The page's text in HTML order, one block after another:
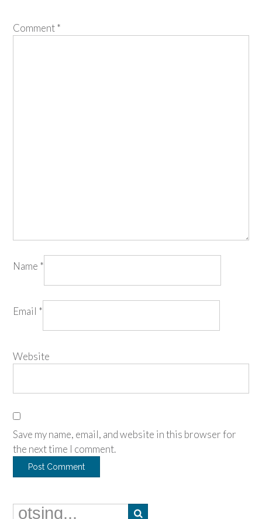
Comment*
Name *
Email *
Website
Save my name, email, and website in this browser for
the next time I comment.